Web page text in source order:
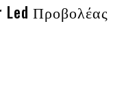
Led Προβολέας